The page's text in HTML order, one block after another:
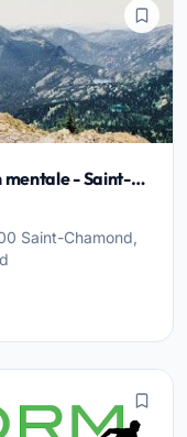
mentale - Saint-
Saint-Chamond,